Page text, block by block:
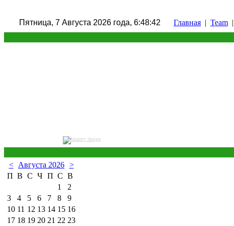
Пятница, 7 Августа 2026 года, 6:48:43 Главная | Team |
< Августа 2026 >
П В С Ч П С В
1
2
3
4 5 6 7 8
9
10 11 12 13 14 15 16
17 18 19 20 21 22 23